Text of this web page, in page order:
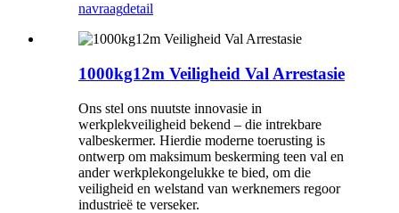
navraagdetail
1000kg12m Veiligheid Val Arrestasie
Ons stel ons nuutste innovasie in
werkplekveiligheid bekend – die intrekbare
valbeskermer. Hierdie moderne toerusting is
ontwerp om maksimum beskerming teen val en
ander werkplekongelukke te bied, om die
veiligheid en welstand van werknemers regoor
industrieë te verseker.